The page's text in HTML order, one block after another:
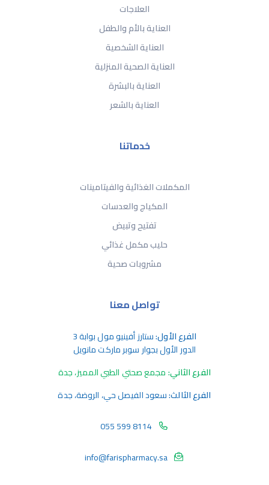
العلاجات
العناية بالأم والطفل
العناية الشخصية
العناية الصحية المنزلية
العناية بالبشرة
العناية بالشعر
خدماتنا
المكملات الغذائية والفيتامينات
المكياج والعدسات
تفتيح وتبيض
حليب مكمل غذائي
مشروبات صحية
تواصل معنا
الفرع الأول:ستارز أفينيو مول بوابة 3
الدور الأول بجوار سوبر ماركت مانويل
الفرع الثاني:مجمع صحتي الطبي المميز، جدة
الفرع الثالث:سعود الفيصل حي، الروضة، جدة
055 599 8114
info@farispharmacy.sa